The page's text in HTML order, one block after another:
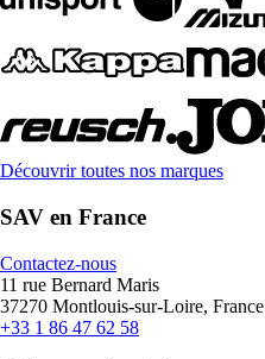
Découvrir toutes nos marques
SAV en France
Contactez-nous
11 rue Bernard Maris
37270 Montlouis-sur-Loire, France
+33 1 86 47 62 58